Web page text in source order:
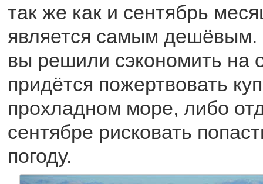
так же как и сентябрь
является самым дешёвым.
вы решили сэкономить на
придётся пожертвовать
прохладном море, либо
сентябре рисковать
погоду.